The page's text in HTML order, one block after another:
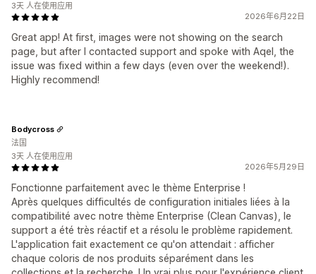
2026年6月22日
Great app! At first, images were not showing on the search
page, but after I contacted support and spoke with Aqel, the
issue was fixed within a few days (even over the weekend!).
Highly recommend!
3天 人在使用应用
2026年5月29日
Fonctionne parfaitement avec le thème Enterprise !
Après quelques difficultés de configuration initiales liées à la
compatibilité avec notre thème Enterprise (Clean Canvas), le
support a été très réactif et a résolu le problème rapidement.
L'application fait exactement ce qu'on attendait : afficher
chaque coloris de nos produits séparément dans les
Bodycross
法国
3天 人在使用应用